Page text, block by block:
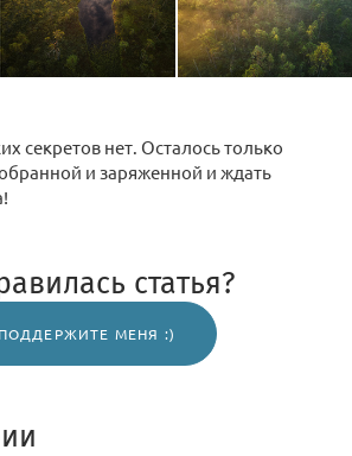
секретов нет. Осталось только
и заряженной и ждать
статья?
ПОДДЕРЖИТЕ МЕНЯ :)